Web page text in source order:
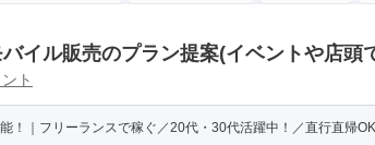
バイル販売のプラン提案(イベントや店
ト
！｜フリーランスで稼ぐ／20代・30代活躍中！／直行直帰